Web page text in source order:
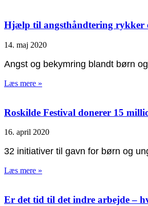
Hjælp til angsthåndtering rykker
14. maj 2020
Angst og bekymring blandt børn
Læs mere »
Roskilde Festival donerer 15
16. april 2020
32 initiativer til gavn for børn og
Læs mere »
Er det tid til det indre arbejde –